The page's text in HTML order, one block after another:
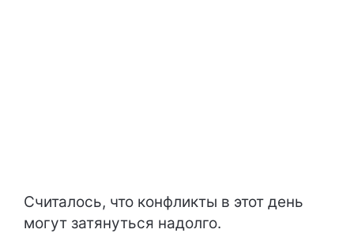
Считалось, что конфликты в этот день
могут затянуться надолго.